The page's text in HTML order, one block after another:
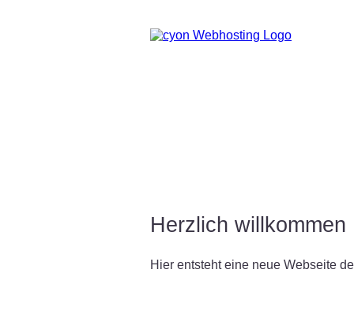
Herzlich willkommen
Hier entsteht eine neue Webseite